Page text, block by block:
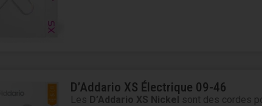
D’Addario XS Électrique 09-46
Les D’Addario XS Nickel sont des cordes